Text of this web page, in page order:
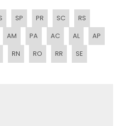
SP PR SC
RS
AM PA AC AL
AP
RN RO RR
SE